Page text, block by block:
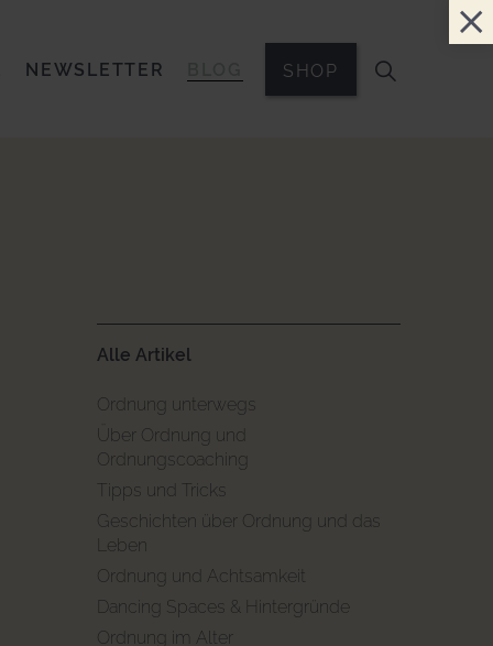
NEWSLETTER SHOP
Alle Artikel
Ordnung unterwegs
Über Ordnung und
Ordnungscoaching
Tipps und Tricks
Geschichten über Ordnung und das
Leben
Ordnung und Achtsamkeit
Dancing Spaces & Hintergründe
Ordnung im Alter